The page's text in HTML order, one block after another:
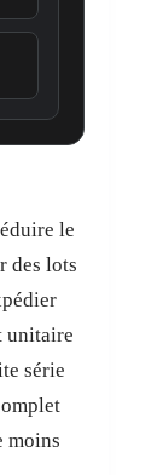
le
des lots
unitaire
série
moins